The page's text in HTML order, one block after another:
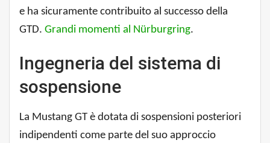
e ha sicuramente contribuito al successo della
GTD. Grandi momenti al Nürburgring.
Ingegneria del sistema di
sospensione
La Mustang GT è dotata di sospensioni posteriori
indipendenti come parte del suo approccio